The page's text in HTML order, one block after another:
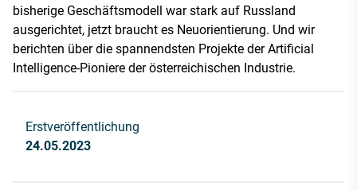
bisherige Geschäftsmodell war stark auf Russland
ausgerichtet, jetzt braucht es Neuorientierung. Und wir
berichten über die spannendsten Projekte der Artificial
Intelligence-Pioniere der österreichischen Industrie.
Erstveröffentlichung
24.05.2023